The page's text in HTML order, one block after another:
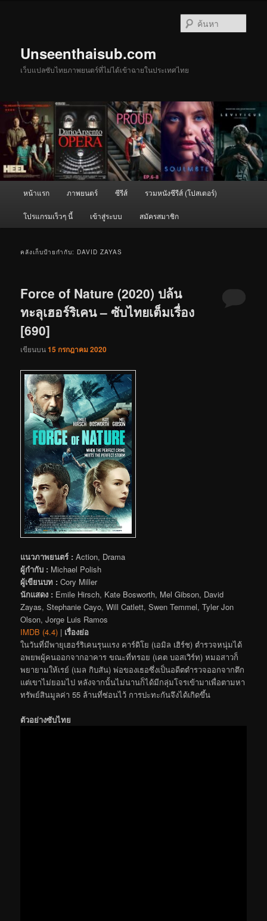
Unseenthaisub.com
เว็บแปลซับไทยภาพยนตร์ที่ไม่ได้เข้าฉายในประเทศไทย
หน้าแรก ภาพยนตร์ ซีรีส์ รวมหนังซีรีส์ (โปสเตอร์)
โปรแกรมเร็วๆ นี้ เข้าสู่ระบบ สมัครสมาชิก
คลังเก็บป้ายกำกับ: DAVID ZAYAS
Force of Nature (2020) ปล้น
ทะลุเฮอร์ริเคน – ซับไทยเต็มเรื่อง
[690]
เขียนบน15 กรกฎาคม 2020
แนวภาพยนตร์ : Action, Drama
ผู้กำกับ : Michael Polish
ผู้เขียนบท : Cory Miller
นักแสดง : Emile Hirsch, Kate Bosworth, Mel Gibson, David
Zayas, Stephanie Cayo, Will Catlett, Swen Temmel, Tyler Jon
Olson, Jorge Luis Ramos
IMDB (4.4) | เรื่องย่อ
ในวันที่มีพายุเฮอร์ริเคนรุนแรง คาร์ดิโย (เอมิล เฮิร์ช) ตำรวจหนุ่มได้
อพยพผู้คนออกจากอาคาร ขณะที่ทรอย (เคต บอสเวิร์ท) หมอสาวก็
พยายามให้เรย์ (เมล กิบสัน) พ่อของเธอซึ่งเป็นอดีตตำรวจออกจากตึก
แต่เขาไม่ยอมไป หลังจากนั้นไม่นานก็ได้มีกลุ่มโจรเข้ามาเพื่อตามหา
ทรัพย์สินมูลค่า 55 ล้านที่ซ่อนไว้ การปะทะกันจึงได้เกิดขึ้น
ตัวอย่างซับไทย